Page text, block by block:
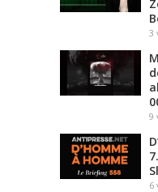
3
9
6